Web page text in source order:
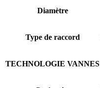
Diamètre
Type de raccord
TECHNOLOGIE VANNES